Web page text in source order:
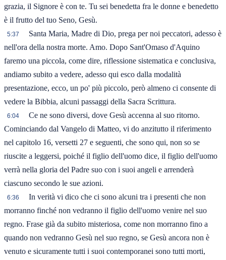
grazia, il Signore è con te. Tu sei benedetta fra le donne e benedetto
è il frutto del tuo Seno, Gesù.
5:37
Santa Maria, Madre di Dio, prega per noi peccatori, adesso è
nell'ora della nostra morte. Amo. Dopo Sant'Omaso d'Aquino
faremo una piccola, come dire, riflessione sistematica e conclusiva,
andiamo subito a vedere, adesso qui esco dalla modalità
presentazione, ecco, un po' più piccolo, però almeno ci consente di
vedere la Bibbia, alcuni passaggi della Sacra Scrittura.
6:04
Ce ne sono diversi, dove Gesù accenna al suo ritorno.
Cominciando dal Vangelo di Matteo, vi do anzitutto il riferimento
nel capitolo 16, versetti 27 e seguenti, che sono qui, non so se
riuscite a leggersi, poiché il figlio dell'uomo dice, il figlio dell'uomo
verrà nella gloria del Padre suo con i suoi angeli e arrenderà
ciascuno secondo le sue azioni.
6:36
In verità vi dico che ci sono alcuni tra i presenti che non
morranno finché non vedranno il figlio dell'uomo venire nel suo
regno. Frase già da subito misteriosa, come non morranno fino a
quando non vedranno Gesù nel suo regno, se Gesù ancora non è
venuto e sicuramente tutti i suoi contemporanei sono tutti morti,